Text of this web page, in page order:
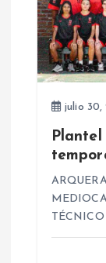
julio 30,
TÉCNICO